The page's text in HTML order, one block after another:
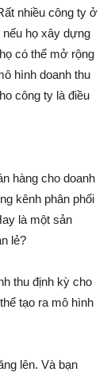
nhiều công ty ở
họ xây dựng
có thể mở rộng
hình doanh thu
công ty là điều
hàng cho doanh
kênh phân phối
là một sản
lẻ?
thu định kỳ cho
tạo ra mô hình
lên. Và bạn